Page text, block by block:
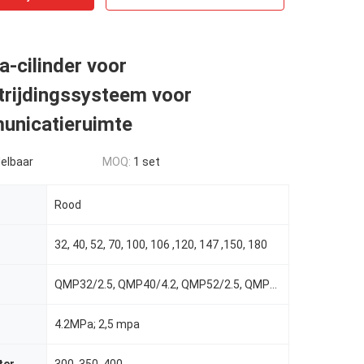
cilinder voor
voor
MOQ: 1 set
Rood
32, 40, 52, 70, 100, 106 ,120, 147 ,150, 180
4.2MPa; 2,5 mpa